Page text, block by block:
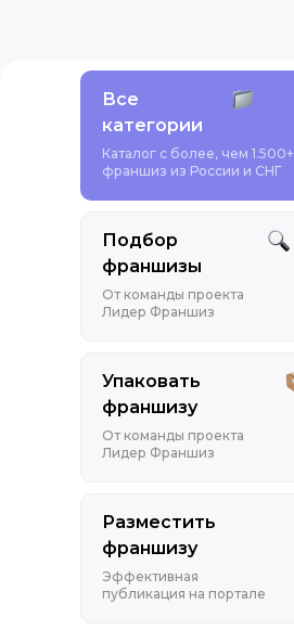
Все
категории
Каталог с более, чем 1.500+
франшиз из России и СНГ
Подбор
франшизы
От команды проекта
Лидер Франшиз
Разместить
франшизу
Эффективная
публикация на портале
Упаковать
франшизу
От команды проекта
Лидер Франшиз